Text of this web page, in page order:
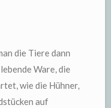
die Tiere dann
Ware, die
wie die Hühner,
auf